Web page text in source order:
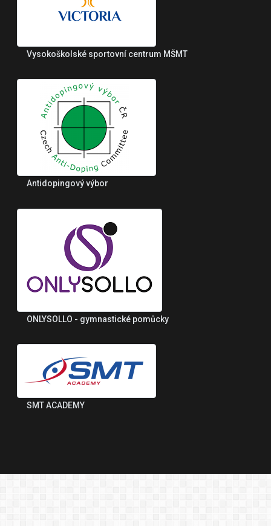
Vysokoškolské sportovní centrum MŠMT
Antidopingový výbor
ONLYSOLLO - gymnastické pomůcky
SMT ACADEMY